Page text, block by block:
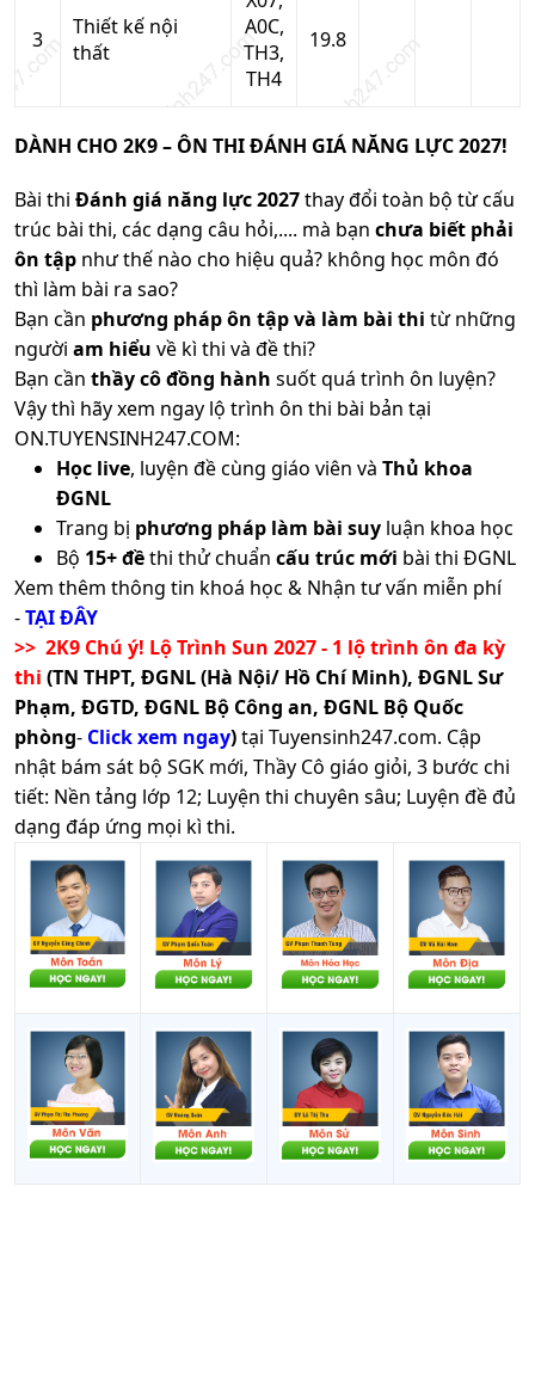
3
Thiết kế nội
thất
A0C,
TH3,
TH4
19.8
DÀNH CHO 2K9 – ÔN THI ĐÁNH GIÁ NĂNG LỰC 2027!
Bài thi Đánh giá năng lực 2027thay đổi toàn bộ từ cấu
trúc bài thi, các dạng câu hỏi,.... mà bạn chưa biết phải
ôn tập như thế nào cho hiệu quả? không học môn đó
thì làm bài ra sao?
Bạn cần phương pháp ôn tập và làm bài thi từ những
người am hiểu về kì thi và đề thi?
Bạn cần thầy cô đồng hành suốt quá trình ôn luyện?
Vậy thì hãy xem ngay lộ trình ôn thi bài bản tại
ON.TUYENSINH247.COM:
Học live, luyện đề cùng giáo viên và Thủ khoa
ĐGNL
Trang bị phương pháp làm bài suy luận khoa học
Bộ 15+ đềthi thử chuẩn cấu trúc mới bài thi ĐGNL
Xem thêm thông tin khoá học & Nhận tư vấn miễn phí
-TẠI ĐÂY
>> 2K9 Chú ý! Lộ Trình Sun 2027 - 1 lộ trình ôn đa kỳ
thi (TN THPT, ĐGNL (Hà Nội/ Hồ Chí Minh), ĐGNL Sư
Phạm, ĐGTD, ĐGNL Bộ Công an, ĐGNL Bộ Quốc
phòng- Click xem ngay)tại Tuyensinh247.com. Cập
nhật bám sát bộ SGK mới, Thầy Cô giáo giỏi, 3 bước chi
tiết: Nền tảng lớp 12; Luyện thi chuyên sâu; Luyện đề đủ
dạng đáp ứng mọi kì thi.